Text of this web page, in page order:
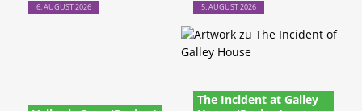
6. AUGUST 2026 5. AUGUST 2026
The Incident at Galley